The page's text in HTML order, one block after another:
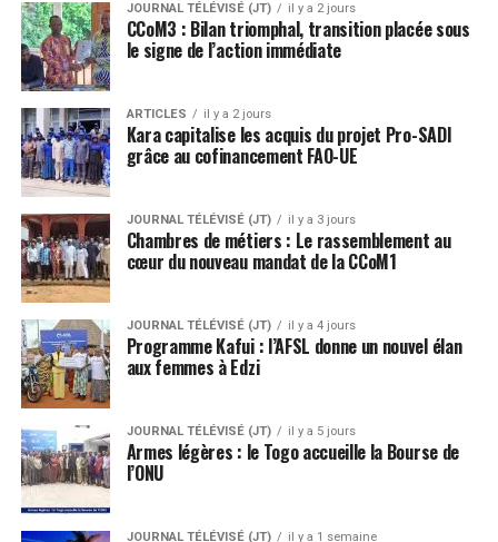
JOURNAL TÉLÉVISÉ (JT) il y a 2 jours
CCoM3 : Bilan triomphal, transition placée sous
le signe de l’action immédiate
ARTICLES il y a 2 jours
Kara capitalise les acquis du projet Pro-SADI
grâce au cofinancement FAO-UE
JOURNAL TÉLÉVISÉ (JT) il y a 3 jours
Chambres de métiers : Le rassemblement au
cœur du nouveau mandat de la CCoM1
JOURNAL TÉLÉVISÉ (JT) il y a 4 jours
Programme Kafui : l’AFSL donne un nouvel élan
aux femmes à Edzi
JOURNAL TÉLÉVISÉ (JT) il y a 5 jours
Armes légères : le Togo accueille la Bourse de
l’ONU
JOURNAL TÉLÉVISÉ (JT) il y a 1 semaine